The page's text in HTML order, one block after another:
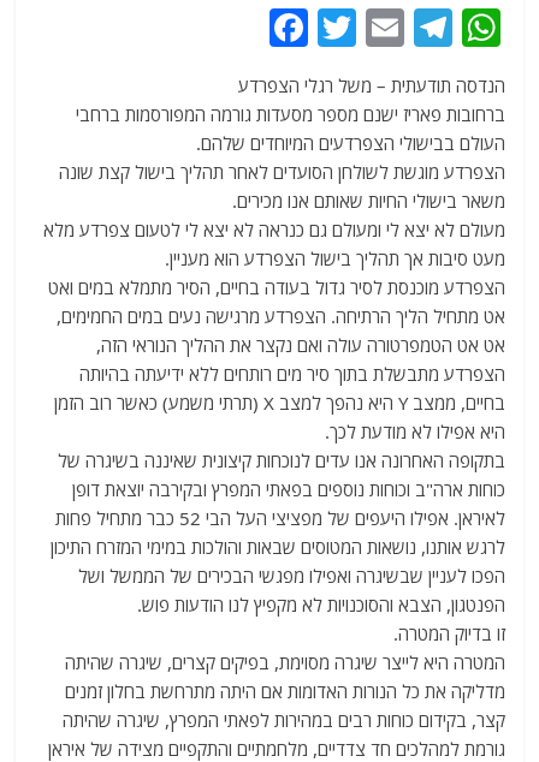
W
at
s
A
p
p
T
e
g
ra
m
E
m
ai
l
T
w
itt
er
c
e
b
o
o
k
הנדסה תודעתית – משל רגלי הצפרדע
ברחובות פאריז ישנם מספר מסעדות גורמה המפורסמות ברחבי
העולם בבישולי הצפרדעים המיוחדים שלהם.
הצפרדע מוגשת לשולחן הסועדים לאחר תהליך בישול קצת שונה
משאר בישולי החיות שאותם אנו מכירים.
מעולם לא יצא לי ומעולם גם כנראה לא יצא לי לטעום צפרדע מלא
מעט סיבות אך תהליך בישול הצפרדע הוא מעניין.
הצפרדע מוכנסת לסיר גדול בעודה בחיים, הסיר מתמלא במים ואט
אט מתחיל הליך הרתיחה. הצפרדע מרגישה נעים במים החמימים,
אט אט הטמפרטורה עולה ואם נקצר את ההליך הנוראי הזה,
הצפרדע מתבשלת בתוך סיר מים רותחים ללא ידיעתה בהיותה
בחיים, ממצב Y היא נהפך למצב X (תרתי משמע) כאשר רוב הזמן
היא אפילו לא מודעת לכך.
בתקופה האחרונה אנו עדים לנוכחות קיצונית שאיננה בשיגרה של
כוחות ארה"ב וכוחות נוספים בפאתי המפרץ ובקירבה יוצאת דופן
לאיראן. אפילו היעפים של מפציצי העל הבי 52 כבר מתחיל פחות
לרגש אותנו, נושאות המטוסים שבאות והולכות במימי המזרח התיכון
הפכו לעניין שבשיגרה ואפילו מפגשי הבכירים של הממשל ושל
הפנטגון, הצבא והסוכנויות לא מקפיץ לנו הודעות פוש.
זו בדיוק המטרה.
המטרה היא לייצר שיגרה מסוימת, בפיקים קצרים, שיגרה שהיתה
מדליקה את כל הנורות האדומות אם היתה מתרחשת בחלון זמנים
קצר, בקידום כוחות רבים במהירות לפאתי המפרץ, שיגרה שהיתה
גורמת למהלכים חד צדדיים, מלחמתיים והתקפיים מצידה של איראן